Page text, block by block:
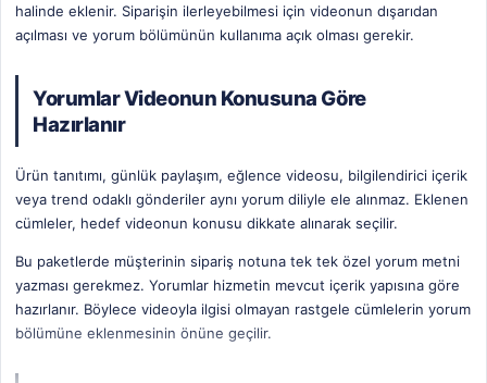
halinde eklenir. Siparişin ilerleyebilmesi için videonun dışarıdan
açılması ve yorum bölümünün kullanıma açık olması gerekir.
Yorumlar Videonun Konusuna Göre
Hazırlanır
Ürün tanıtımı, günlük paylaşım, eğlence videosu, bilgilendirici içerik
veya trend odaklı gönderiler aynı yorum diliyle ele alınmaz. Eklenen
cümleler, hedef videonun konusu dikkate alınarak seçilir.
Bu paketlerde müşterinin sipariş notuna tek tek özel yorum metni
yazması gerekmez. Yorumlar hizmetin mevcut içerik yapısına göre
hazırlanır. Böylece videoyla ilgisi olmayan rastgele cümlelerin yorum
bölümüne eklenmesinin önüne geçilir.